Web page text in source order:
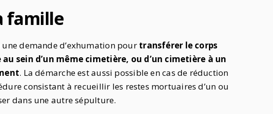
famille
demande d’exhumation pour transférer le corps
sein d’un même cimetière, ou d’un cimetière à un
. La démarche est aussi possible en cas de réduction
consistant à recueillir les restes mortuaires d’un ou
dans une autre sépulture.